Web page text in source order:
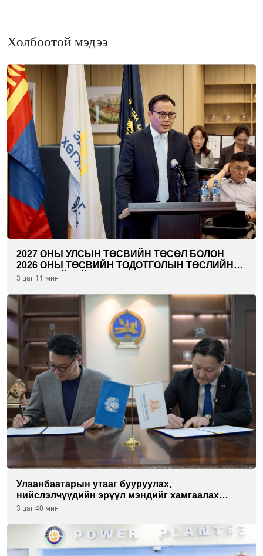
Холбоотой мэдээ
2027 ОНЫ УЛСЫН ТӨСВИЙН ТӨСӨЛ БОЛОН
2026 ОНЫ ТӨСВИЙН ТОДОТГОЛЫН ТӨСЛИЙН
ОЛОН НИЙТИЙН ХЭЛЭЛЦҮҮЛЭГ БОЛЛОО
3 цаг 11 мин
Улаанбаатарын утааг бууруулах,
нийслэлчүүдийн эрүүл мэндийг хамгаалах
төслийг “Чингис хаан баялгийн сан нэгдэл” ХХК-
3 цаг 40 мин